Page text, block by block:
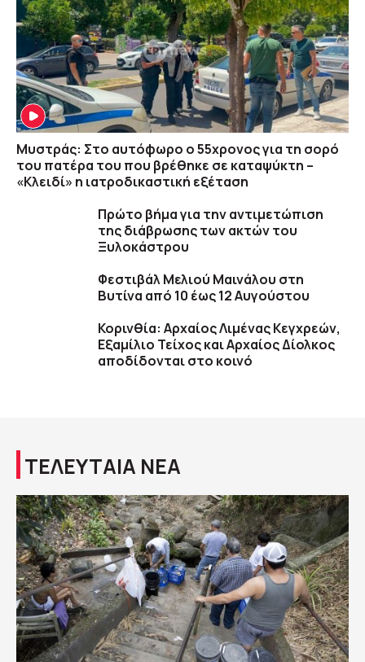
Μυστράς: Στο αυτόφωρο ο 55χρονος για τη σορό
του πατέρα του που βρέθηκε σε καταψύκτη –
«Κλειδί» η ιατροδικαστική εξέταση
Πρώτο βήμα για την αντιμετώπιση
της διάβρωσης των ακτών του
Ξυλοκάστρου
Φεστιβάλ Μελιού Μαινάλου στη
Βυτίνα από 10 έως 12 Αυγούστου
Κορινθία: Αρχαίος Λιμένας Κεγχρεών,
Εξαμίλιο Τείχος και Aρχαίος Δίολκος
αποδίδονται στο κοινό
ΤΕΛΕΥΤΑΙΑ ΝΕΑ